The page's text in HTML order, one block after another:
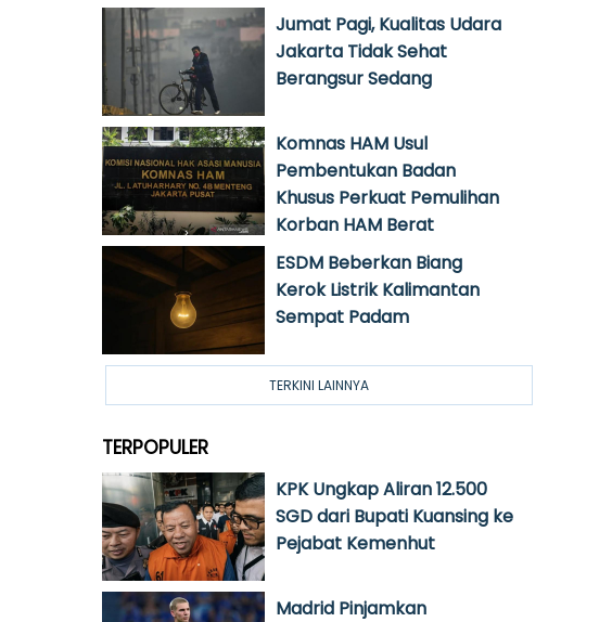
Jumat Pagi, Kualitas Udara
Jakarta Tidak Sehat
Berangsur Sedang
Komnas HAM Usul
Pembentukan Badan
Khusus Perkuat Pemulihan
Korban HAM Berat
ESDM Beberkan Biang
Kerok Listrik Kalimantan
Sempat Padam
TERKINI LAINNYA
TERPOPULER
KPK Ungkap Aliran 12.500
SGD dari Bupati Kuansing ke
Pejabat Kemenhut
Madrid Pinjamkan